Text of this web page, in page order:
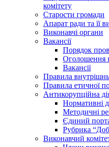
комітету
Старости громади
Апарат ради та її
Виконавчі органи
Вакансії
Порядок
Оголошення
Вакансії
Правила
Правила етичної
Антикорупційна
Нормативні
Методичні
Єдиний
Рубрика
Виконавчий